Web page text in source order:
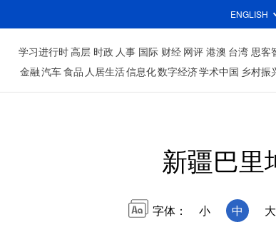
ENGLISH
学习进行时高层 时政 人事 国际 财经 网评 港澳 台湾 思客
金融汽车食品 人居生活信息化数字经济学术中国 乡村振
新疆巴里
字体： 小 中 大